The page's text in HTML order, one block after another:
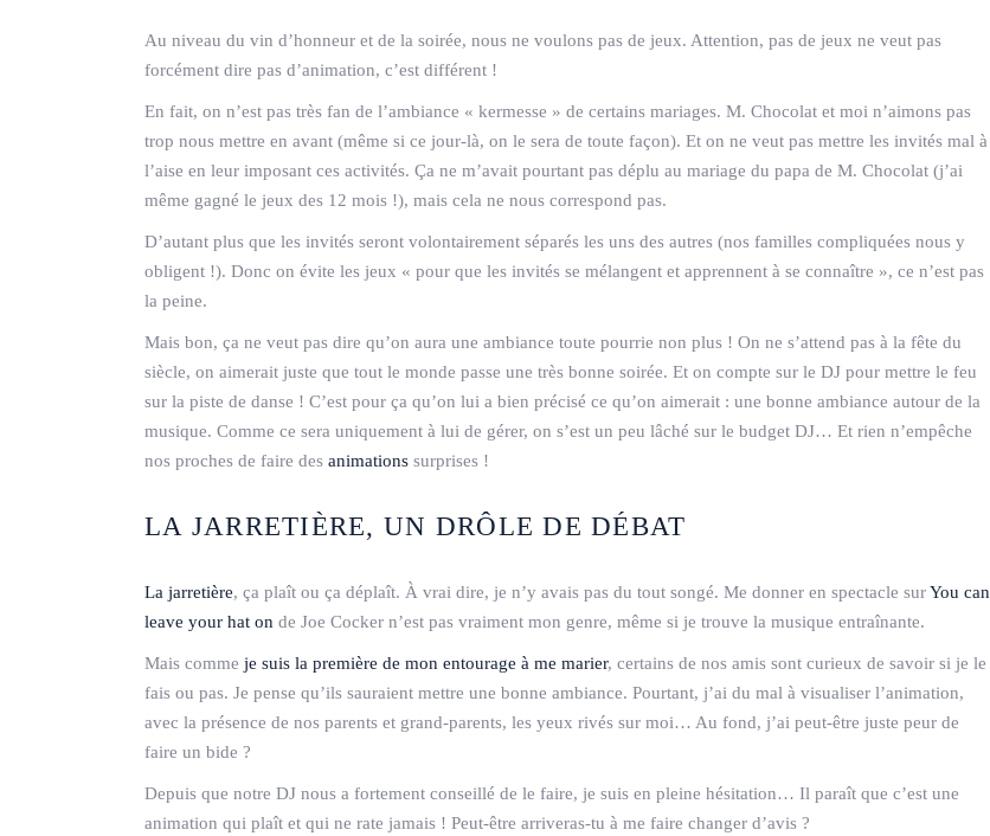
Au niveau du vin d’honneur et de la soirée, nous ne voulons pas de jeux. Attention, pas de jeux ne veut pas
forcément dire pas d’animation, c’est différent !
En fait, on n’est pas très fan de l’ambiance « kermesse » de certains mariages. M. Chocolat et moi n’aimons pas
trop nous mettre en avant (même si ce jour-là, on le sera de toute façon). Et on ne veut pas mettre les invités mal à
l’aise en leur imposant ces activités. Ça ne m’avait pourtant pas déplu au mariage du papa de M. Chocolat (j’ai
même gagné le jeux des 12 mois !), mais cela ne nous correspond pas.
D’autant plus que les invités seront volontairement séparés les uns des autres (nos familles compliquées nous y
obligent !). Donc on évite les jeux « pour que les invités se mélangent et apprennent à se connaître », ce n’est pas
la peine.
Mais bon, ça ne veut pas dire qu’on aura une ambiance toute pourrie non plus ! On ne s’attend pas à la fête du
siècle, on aimerait juste que tout le monde passe une très bonne soirée. Et on compte sur le DJ pour mettre le feu
sur la piste de danse ! C’est pour ça qu’on lui a bien précisé ce qu’on aimerait : une bonne ambiance autour de la
musique. Comme ce sera uniquement à lui de gérer, on s’est un peu lâché sur le budget DJ… Et rien n’empêche
nos proches de faire des animations surprises !
LA JARRETIÈRE, UN DRÔLE DE DÉBAT
La jarretière, ça plaît ou ça déplaît. À vrai dire, je n’y avais pas du tout songé. Me donner en spectacle surYou can
leave your hat on de Joe Cocker n’est pas vraiment mon genre, même si je trouve la musique entraînante.
Mais comme je suis la première de mon entourage à me marier, certains de nos amis sont curieux de savoir si je le
fais ou pas. Je pense qu’ils sauraient mettre une bonne ambiance. Pourtant, j’ai du mal à visualiser l’animation,
avec la présence de nos parents et grand-parents, les yeux rivés sur moi… Au fond, j’ai peut-être juste peur de
faire un bide ?
Depuis que notre DJ nous a fortement conseillé de le faire, je suis en pleine hésitation… Il paraît que c’est une
animation qui plaît et qui ne rate jamais ! Peut-être arriveras-tu à me faire changer d’avis ?